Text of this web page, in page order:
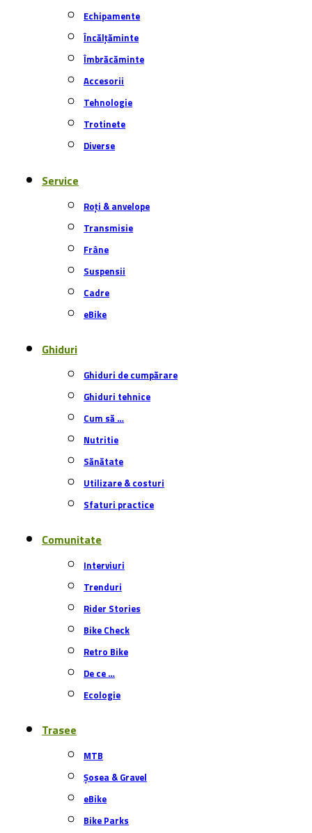
Echipamente
Încălțăminte
Îmbrăcăminte
Accesorii
Tehnologie
Trotinete
Diverse
Service
Roți & anvelope
Transmisie
Frâne
Suspensii
Cadre
eBike
Ghiduri
Ghiduri de cumpărare
Ghiduri tehnice
Cum să …
Nutritie
Sănătate
Utilizare & costuri
Sfaturi practice
Comunitate
Interviuri
Trenduri
Rider Stories
Bike Check
Retro Bike
De ce …
Ecologie
Trasee
MTB
Șosea & Gravel
eBike
Bike Parks